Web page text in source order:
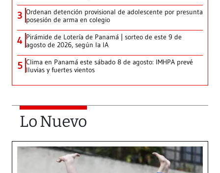
3 Ordenan detención provisional de adolescente por presunta
posesión de arma en colegio
4 Pirámide de Lotería de Panamá | sorteo de este 9 de
agosto de 2026, según la IA
5 Clima en Panamá este sábado 8 de agosto: IMHPA prevé
lluvias y fuertes vientos
Lo Nuevo